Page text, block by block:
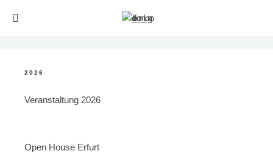
2026
Veranstaltung 2026
Open House Erfurt